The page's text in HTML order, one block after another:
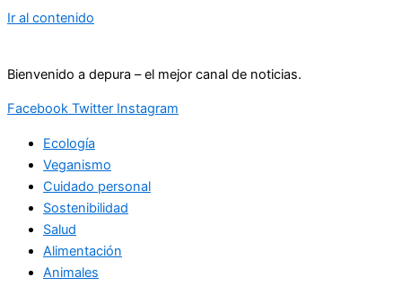
Ir al contenido
Bienvenido a depura – el mejor canal de noticias.
Facebook Twitter Instagram
Ecología
Veganismo
Cuidado personal
Sostenibilidad
Salud
Alimentación
Animales